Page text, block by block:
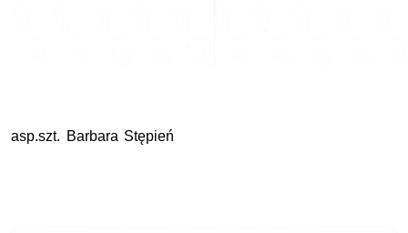
asp.szt. Barbara Stępień